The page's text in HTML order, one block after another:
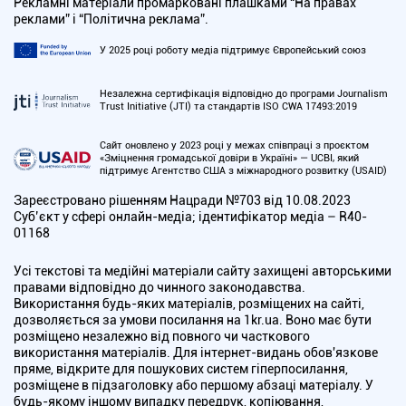
реклами” і “Політична реклама”.
У 2025 році роботу медіа підтримує Європейський союз
Незалежна сертифікація відповідно до програми Journalism
Trust Initiative (JTI) та стандартів ISO CWA 17493:2019
Сайт оновлено у 2023 році у межах співпраці з проєктом
«Зміцнення громадської довіри в Україні» — UCBI, який
підтримує Агентство США з міжнародного розвитку (USAID)
Зареєстровано рішенням Нацради №703 від 10.08.2023
Cуб’єкт у сфері онлайн-медіа; ідентифікатор медіа – R40-
01168
Усі текстові та медійні матеріали сайту захищені авторськими
правами відповідно до чинного законодавства.
Використання будь-яких матеріалів, розміщених на сайті,
дозволяється за умови посилання на 1kr.ua. Воно має бути
розміщено незалежно від повного чи часткового
використання матеріалів. Для інтернет-видань обов'язкове
пряме, відкрите для пошукових систем гіперпосилання,
розміщене в підзаголовку або першому абзаці матеріалу. У
будь-якому іншому випадку передрук, копіювання,